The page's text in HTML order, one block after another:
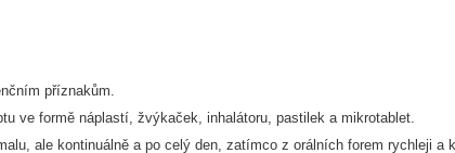
příznakům.
ve formě náplastí, žvýkaček, inhalátoru, pastilek a mikrotablet.
ale kontinuálně a po celý den, zatímco z orálních forem rychleji a